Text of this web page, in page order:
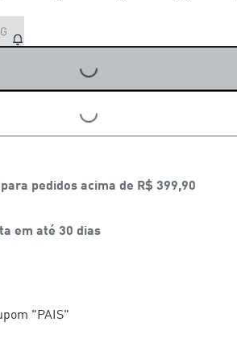
LOADING...
LOADING...
pedidos acima de R$ 399,90
em até 30 dias
"PAIS"